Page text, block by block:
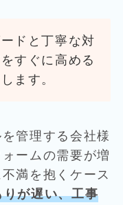
ドと丁寧な対
すぐに高める
ます。
管理する会社様
ームの需要が増
満を抱くケース
りが遅い、工事